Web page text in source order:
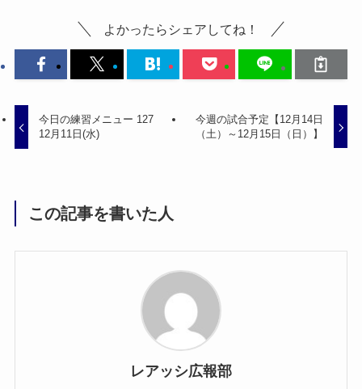
よかったらシェアしてね！
今日の練習メニュー 127
12月11日(水)
今週の試合予定【12月14日
（土）～12月15日（日）】
この記事を書いた人
レアッシ広報部